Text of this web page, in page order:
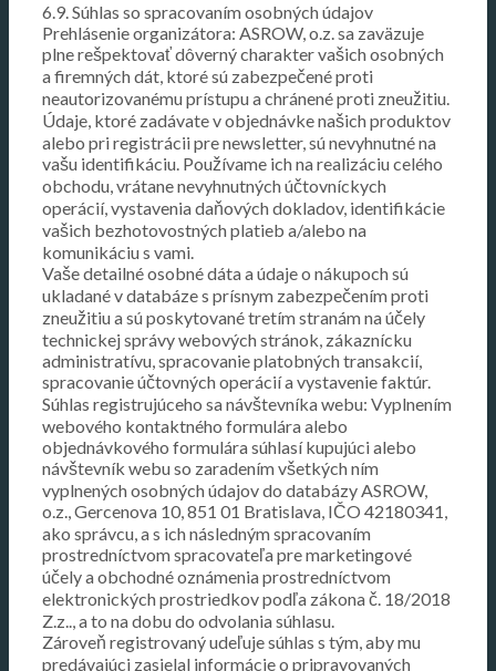
6.9. Súhlas so spracovaním osobných údajov
Prehlásenie organizátora: ASROW, o.z. sa zaväzuje
plne rešpektovať dôverný charakter vašich osobných
a firemných dát, ktoré sú zabezpečené proti
neautorizovanému prístupu a chránené proti zneužitiu.
Údaje, ktoré zadávate v objednávke našich produktov
alebo pri registrácii pre newsletter, sú nevyhnutné na
vašu identifikáciu. Používame ich na realizáciu celého
obchodu, vrátane nevyhnutných účtovníckych
operácií, vystavenia daňových dokladov, identifikácie
vašich bezhotovostných platieb a/alebo na
komunikáciu s vami.
Vaše detailné osobné dáta a údaje o nákupoch sú
ukladané v databáze s prísnym zabezpečením proti
zneužitiu a sú poskytované tretím stranám na účely
technickej správy webových stránok, zákaznícku
administratívu, spracovanie platobných transakcií,
spracovanie účtovných operácií a vystavenie faktúr.
Súhlas registrujúceho sa návštevníka webu: Vyplnením
webového kontaktného formulára alebo
objednávkového formulára súhlasí kupujúci alebo
návštevník webu so zaradením všetkých ním
vyplnených osobných údajov do databázy ASROW,
o.z., Gercenova 10, 851 01 Bratislava, IČO 42180341,
ako správcu, a s ich následným spracovaním
prostredníctvom spracovateľa pre marketingové
účely a obchodné oznámenia prostredníctvom
elektronických prostriedkov podľa zákona č. 18/2018
Z.z.., a to na dobu do odvolania súhlasu.
Zároveň registrovaný udeľuje súhlas s tým, aby mu
predávajúci zasielal informácie o pripravovaných